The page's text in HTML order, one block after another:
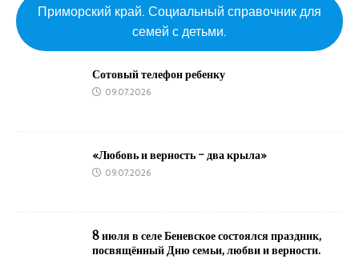
Приморский край. Социальный справочник для
семей с детьми.
Сотовый телефон ребенку
09.07.2026
«Любовь и верность – два крыла»
09.07.2026
8 июля в селе Беневское состоялся праздник,
посвящённый Дню семьи, любви и верности.